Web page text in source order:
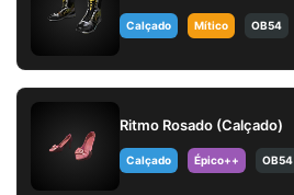
Calçado Mítico OB54
Ritmo Rosado (Calçado)
Calçado Épico++ OB54